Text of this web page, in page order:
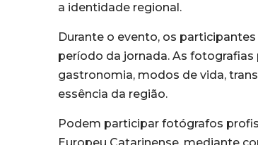
a identidade regional.
Durante o evento, os
período da jornada. As
gastronomia, modos de vida,
essência da região.
Podem participar fotógrafos